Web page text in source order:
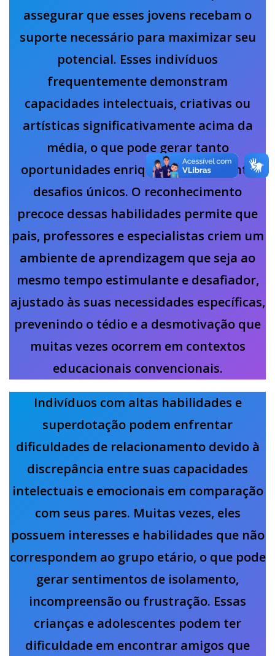
assegurar que esses jovens recebam o
suporte necessário para maximizar seu
potencial. Esses indivíduos
frequentemente demonstram
capacidades intelectuais, criativas ou
artísticas significativamente acima da
média, o que pode gerar tanto
oportunidades enriquecedoras quanto
desafios únicos. O reconhecimento
precoce dessas habilidades permite que
pais, professores e especialistas criem um
ambiente de aprendizagem que seja ao
mesmo tempo estimulante e desafiador,
ajustado às suas necessidades específicas,
prevenindo o tédio e a desmotivação que
muitas vezes ocorrem em contextos
educacionais convencionais.
Indivíduos com altas habilidades e
superdotação podem enfrentar
dificuldades de relacionamento devido à
discrepância entre suas capacidades
intelectuais e emocionais em comparação
com seus pares. Muitas vezes, eles
possuem interesses e habilidades que não
correspondem ao grupo etário, o que pode
gerar sentimentos de isolamento,
incompreensão ou frustração. Essas
crianças e adolescentes podem ter
dificuldade em encontrar amigos que